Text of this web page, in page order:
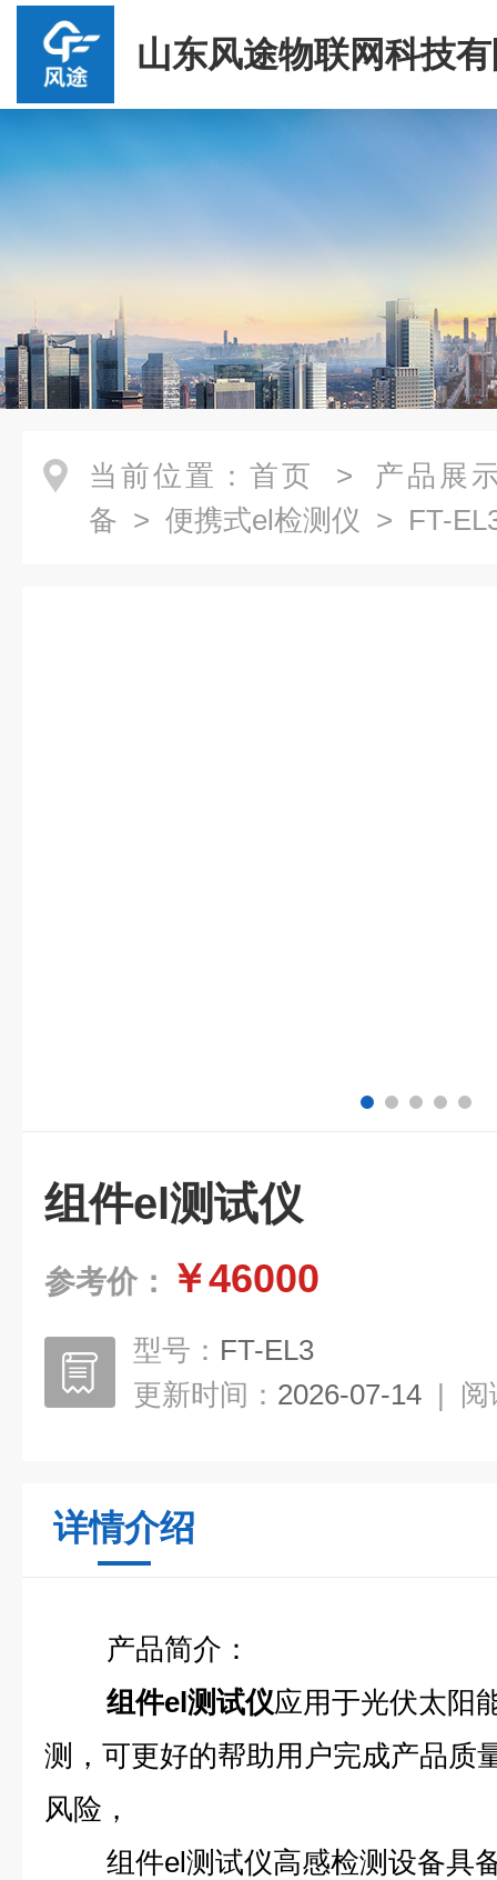
山东风途物联网科技
当前位置： 首页 > 产品展
备 > 便携式el检测仪 > FT-
组件el测试仪
参考价： ￥46000
型号： FT-EL3
更新时间： 2026-07-14 | 阅
详情介绍
产品简介：
组件el测试仪应用于光伏太阳
测，可更好的帮助用户完成产品质
风险，
组件el测试仪高感检测设备具